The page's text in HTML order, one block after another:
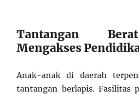
Tantangan
Mengakses
Anak-anak di daerah
tantangan berlapis. Fasilitas